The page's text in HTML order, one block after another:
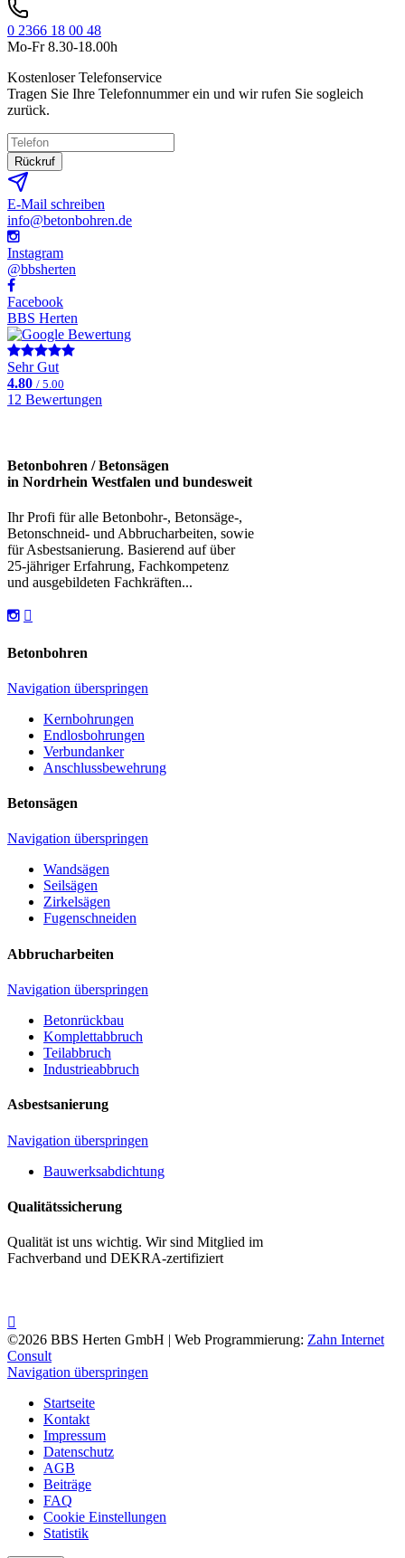
0 2366 18 00 48
Mo-Fr 8.30-18.00h
Kostenloser Telefonservice
Tragen Sie Ihre Telefonnummer ein und wir rufen Sie sogleich
zurück.
Rückruf
E-Mail schreiben
info@betonbohren.de
Instagram
@bbsherten
Facebook
BBS Herten
Sehr Gut
4.80 / 5.00
12 Bewertungen
Betonbohren / Betonsägen
in Nordrhein Westfalen und bundesweit
Ihr Profi für alle Betonbohr-, Betonsäge-,
Betonschneid- und Abbrucharbeiten, sowie
für Asbestsanierung. Basierend auf über
25-jähriger Erfahrung, Fachkompetenz
und ausgebildeten Fachkräften...
Betonbohren
Navigation überspringen
Kernbohrungen
Endlosbohrungen
Verbundanker
Anschlussbewehrung
Betonsägen
Navigation überspringen
Wandsägen
Seilsägen
Zirkelsägen
Fugenschneiden
Abbrucharbeiten
Navigation überspringen
Betonrückbau
Komplettabbruch
Teilabbruch
Industrieabbruch
Asbestsanierung
Navigation überspringen
Bauwerksabdichtung
Qualitätssicherung
Qualität ist uns wichtig. Wir sind Mitglied im
Fachverband und DEKRA-zertifiziert
©2026 BBS Herten GmbH | Web Programmierung: Zahn Internet
Consult
Navigation überspringen
Startseite
Kontakt
Impressum
Datenschutz
AGB
Beiträge
FAQ
Cookie Einstellungen
Statistik